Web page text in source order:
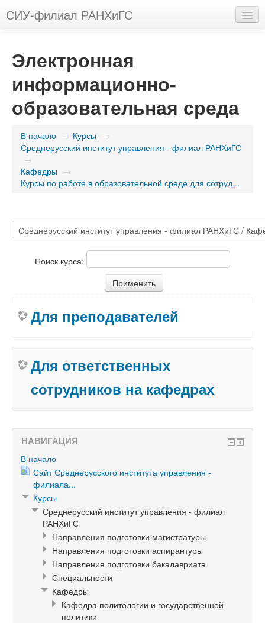
СИУ-филиал РАНХиГС
Вы не вошли в систему (Вход)
Электронная
информационно-
образовательная среда
В начало → Курсы →
Среднерусский институт управления - филиал РАНХиГС
→
Кафедры →
Курсы по работе в образовательной среде для сотруд...
Поиск курса:
Для преподавателей
Для ответственных
сотрудников на кафедрах
НАВИГАЦИЯ
В начало
Сайт Среднерусского института управления -
филиала...
Курсы
Среднерусский институт управления - филиал
РАНХиГС
Направления подготовки магистратуры
Направления подготовки аспирантуры
Направления подготовки бакалавриата
Специальности
Кафедры
Кафедра политологии и государственной
политики